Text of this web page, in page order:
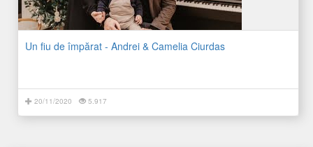
Un fiu de împărat - Andrei & Camelia Ciurdas
20/11/2020 5.917